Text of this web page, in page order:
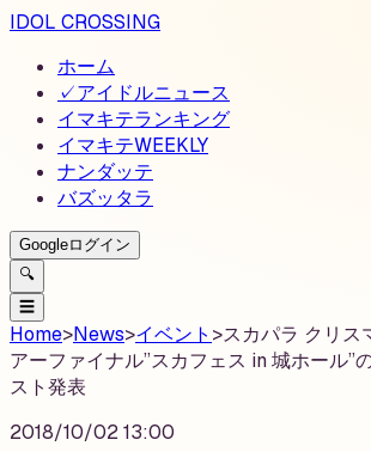
IDOL CROSSING
ホーム
✓アイドルニュース
イマキテランキング
イマキテWEEKLY
ナンダッテ
バズッタラ
Googleログイン
🔍
☰
Home>News>イベント >スカパラ クリス
アーファイナル”スカフェス in 城ホール”
スト発表
2018/10/02 13:00